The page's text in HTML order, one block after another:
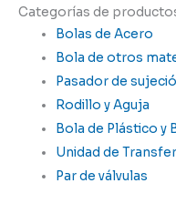
Categorías de
Bolas de Acero
Bola de otros
Pasador de
Rodillo y Aguja
Bola de Plástico y
Unidad de
Par de válvulas